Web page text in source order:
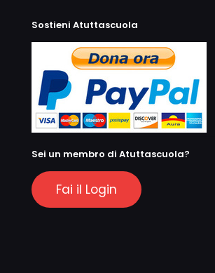
Sostieni Atuttascuola
Sei un membro di Atuttascuola?
Fai il Login